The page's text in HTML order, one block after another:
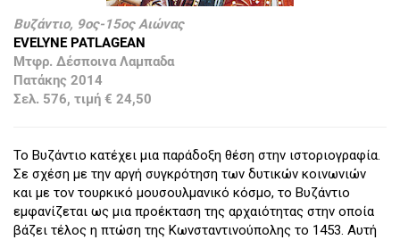
Βυζάντιο, 9ος-15ος Αιώνας
EVELYNE PATLAGEAN
Μτφρ. Δέσποινα Λαμπαδα
Πατάκης 2014
Σελ. 576, τιμή € 24,50
Το Βυζάντιο κατέχει μια παράδοξη θέση στην ιστοριογραφία.
Σε σχέση με την αργή συγκρότηση των δυτικών κοινωνιών
και με τον τουρκικό μουσουλμανικό κόσμο, το Βυζάντιο
εμφανίζεται ως μια προέκταση της αρχαιότητας στην οποία
βάζει τέλος η πτώση της Κωνσταντινούπολης το 1453. Αυτή